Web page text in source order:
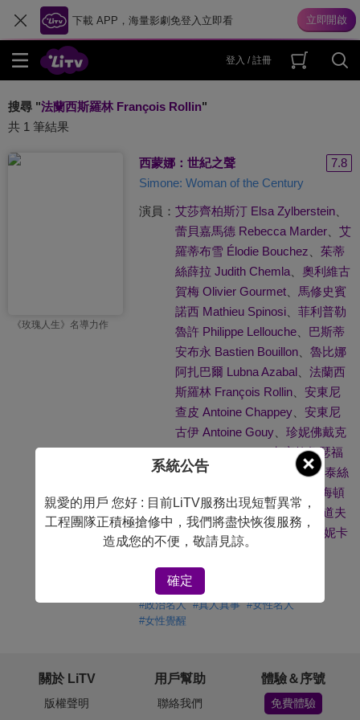
下載 APP，海量影劇免登入立即看
登入 / 註冊
搜尋 "法蘭西斯羅林 François Rollin"
共 1 筆結果
《玫瑰人生》名導力作
西蒙娜：世紀之聲
7.8
Simone: Woman of the Century
演員： 艾莎齊柏斯汀 Elsa Zylberstein、
蕾貝嘉馬德 Rebecca Marder、 艾
羅蒂布雪 Élodie Bouchez
茱蒂
絲薛拉 Judith Chemla、 奧利維古
賀梅 Olivier Gourmet、 馬修史賓
諾西 Mathieu Spinosi、 菲利普勒
魯許 Philippe Lellouche、 巴斯蒂
安布永 Bastien Bouillon、 魯比娜
阿扎巴爾 Lubna Azabal、 法蘭西
斯羅林 François Rollin、 安東尼
查皮 Antoine Chappey、 安東尼
古伊 Antoine Gouy、 珍妮佛戴克
Jennifer Decker、卡蜜拉魯瑟福
德 Camille Rutherford
、希薇泰絲
菲力浦托海頓
Philippe Torreton、法蘭茲魯道夫
朗 Franz-Rudolf Lang、薇羅妮卡
導演：奧利維爾達昂 Olivier Dahan
#政治名人 #真人真事 #女性名人
#女性覺醒
關於 LiTV
版權聲明
用戶幫助
聯絡我們
體驗＆序號
免費體驗
系統公告
親愛的用戶 您好 : 目前LiTV服務出現短暫異常，
工程團隊正積極搶修中，我們將盡快恢復服務，
造成您的不便，敬請見諒。
確定